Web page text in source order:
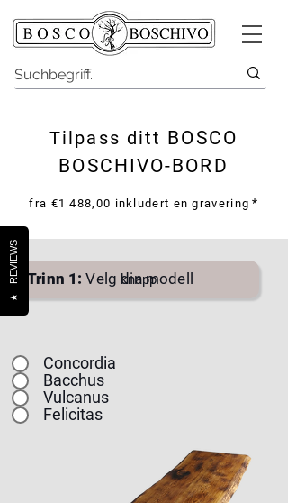
Tilpass ditt BOSCO
BOSCHIVO-BORD
fra €1 488,00 inkludert en gravering *
knapp
Trinn 1: Velg din modell
Concordia
Bacchus
Vulcanus
Felicitas
★
REVIEWS